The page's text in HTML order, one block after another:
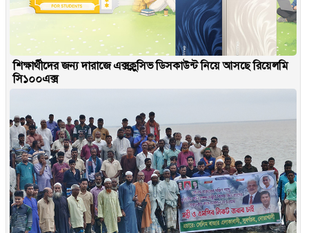
শিক্ষার্থীদের জন্য দারাজে এক্সক্লুসিভ ডিসকাউন্ট নিয়ে আসছে রিয়েলমি
সি১০০এক্স